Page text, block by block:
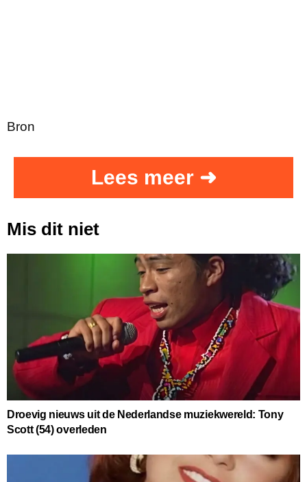
Bron
Lees meer ➜
Mis dit niet
Droevig nieuws uit de Nederlandse muziekwereld: Tony
Scott (54) overleden